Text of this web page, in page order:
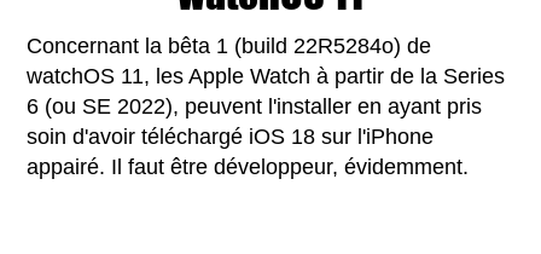
Concernant la bêta 1 (build 22R5284o) de
watchOS 11, les Apple Watch à partir de la Series
6 (ou SE 2022), peuvent l'installer en ayant pris
soin d'avoir téléchargé iOS 18 sur l'iPhone
appairé. Il faut être développeur, évidemment.